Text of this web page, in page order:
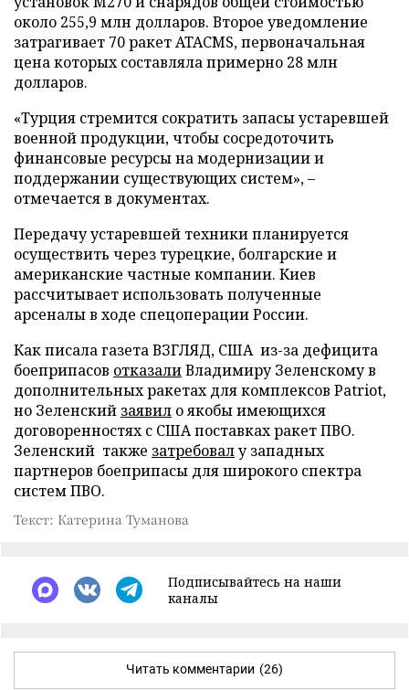
около 255,9 млн долларов. Второе уведомление
затрагивает 70 ракет ATACMS, первоначальная
цена которых составляла примерно 28 млн
долларов.
«Турция стремится сократить запасы устаревшей
военной продукции, чтобы сосредоточить
финансовые ресурсы на модернизации и
поддержании существующих систем», –
отмечается в документах.
Передачу устаревшей техники планируется
осуществить через турецкие, болгарские и
американские частные компании. Киев
рассчитывает использовать полученные
арсеналы в ходе спецоперации России.
Как писала газета ВЗГЛЯД, США из-за дефицита
боеприпасов отказалиВладимиру Зеленскому в
дополнительных ракетах для комплексов Patriot,
но Зеленский заявил о якобы имеющихся
договоренностях с США поставках ракет ПВО.
Зеленский также затребовалу западных
партнеров боеприпасы для широкого спектра
систем ПВО.
Текст: Катерина Туманова
Подписывайтесь на наши
каналы
Читать комментарии (26)